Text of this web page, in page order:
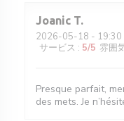
Joanic T
2026-05-18 - 19:30
サービス : 5/5 雰囲
Presque parfait,
des mets. Je